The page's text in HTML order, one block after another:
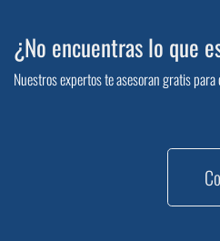
¿No encuentras lo que
Nuestros expertos te asesoran gratis